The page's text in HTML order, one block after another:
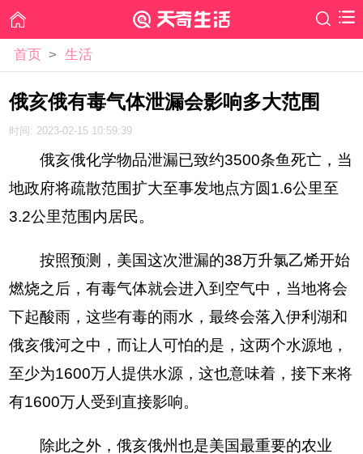
首页 > 生活
俄亥俄有毒气体泄漏会影响多大范围
时间: 2023-02-15 10:59:39
俄亥俄化学物品泄漏已致约3500条鱼死亡，当
地政府将疏散范围扩大至事发地点方圆1.6公里至
3.2公里范围内居民。
按照预测，美国这次泄漏的38万升氯乙烯开始
燃烧之后，有毒气体就会进入到空气中，当地将会
下起酸雨，这些有毒的雨水，最终会落入伊利湖和
俄亥俄河之中，而让人可怕的是，这两个水源地，
至少为1600万人提供水源，这也意味着，接下来将
有1600万人受到直接影响。
除此之外，俄亥俄州也是美国最重要的农业